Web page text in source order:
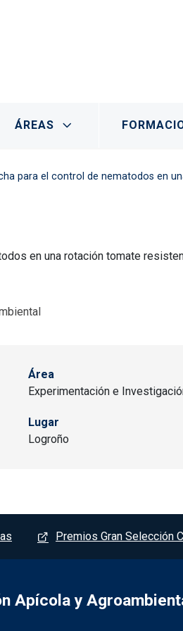
Marchamalo
ÁREAS
para el control de nematodos en
en una rotación tomate
Área
Experimentación e
Lugar
Logroño
Premios Gran Selección
Apícola y